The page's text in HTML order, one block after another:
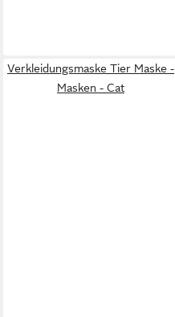
Verkleidungsmaske Tier Maske -
Masken - Cat